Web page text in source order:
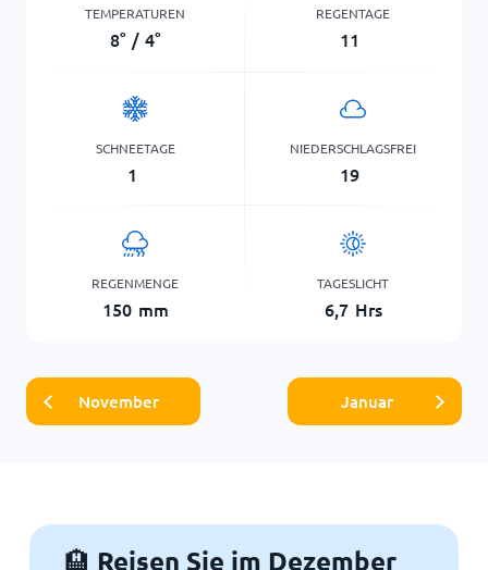
TEMPERATUREN
8° / 4°
REGENTAGE
11
SCHNEETAGE
1
NIEDERSCHLAGSFREI
19
REGENMENGE
150 mm
TAGESLICHT
6,7 Hrs
November Januar
🏨 Reisen Sie im Dezember